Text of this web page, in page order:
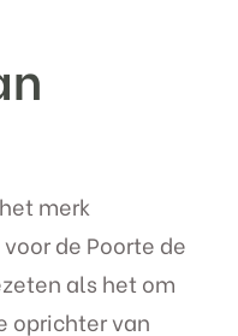
merk
de Poorte de
als het om
oprichter van